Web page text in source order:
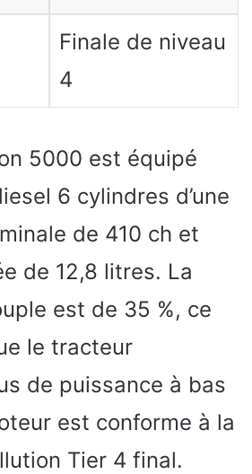
Finale de niveau
4
5000 est équipé
6 cylindres d’une
de 410 ch et
de 12,8 litres. La
est de 35 %, ce
le tracteur
de puissance à bas
est conforme à la
Tier 4 final.